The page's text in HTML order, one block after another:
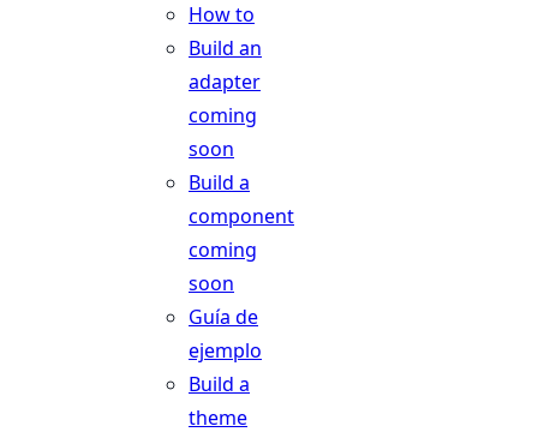
How to
Build an
adapter
coming
soon
Build a
component
coming
soon
Guía de
ejemplo
Build a
theme